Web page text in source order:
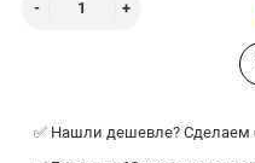
✅ Нашли дешевле? Сделаем